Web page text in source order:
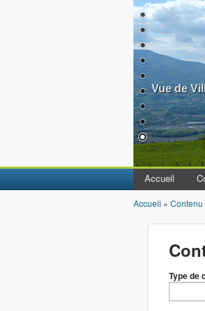
Vue de
Accueil
Vous êtes
Accueil » Contenu
Type de